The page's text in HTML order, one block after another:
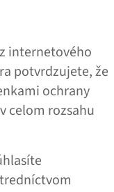
internetového
potvrdzujete, že
ochrany
celom rozsahu